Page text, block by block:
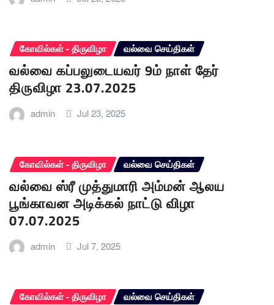
கோவில்கள் - திருவிழா வல்வை செய்திகள்
வல்வை கப்பலுடையவர் 9ம் நாள் தேர்
திருவிழா 23.07.2025
admin Jul 23, 2025
கோவில்கள் - திருவிழா வல்வை செய்திகள்
வல்வை ஸ்ரீ முத்துமாரி அம்மன் ஆலய
பூங்காவன அடிக்கல் நாட்டு விழா
07.07.2025
admin Jul 7, 2025
கோவில்கள் - திருவிழா வல்வை செய்திகள்